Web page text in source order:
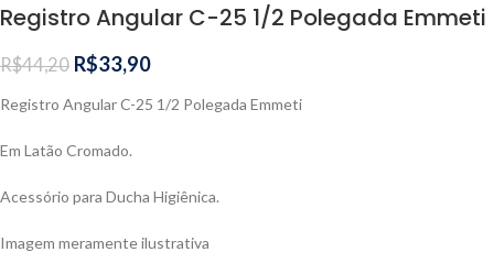
Registro Angular C-25 1/2 Polegada Emmeti
R$44,20 R$33,90
Registro Angular C-25 1/2 Polegada Emmeti
Em Latão Cromado.
Acessório para Ducha Higiênica.
Imagem meramente ilustrativa